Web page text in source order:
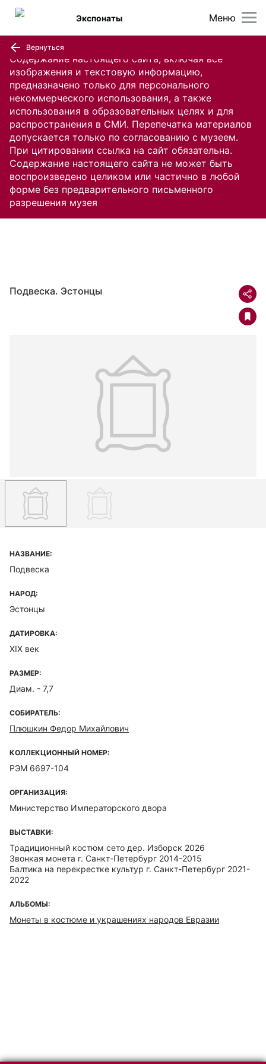
Содержание настоящего сайта, включая все
изображения и текстовую информацию,
предназначено только для персонального
некоммерческого использования, а также
использования в образовательных целях и для
распространения в СМИ. Перепечатка материалов
допускается только по согласованию с музеем.
При цитировании ссылка на сайт обязательна.
Содержание настоящего сайта не может быть
воспроизведено целиком или частично в любой
форме без предварительного письменного
разрешения музея
Меню
Экспонаты
Вернуться
Подвеска. Эстонцы
НАЗВАНИЕ:
Подвеска
НАРОД:
Эстонцы
ДАТИРОВКА:
ХIХ век
РАЗМЕР:
Диам. - 7,7
СОБИРАТЕЛЬ:
Плюшкин Федор Михайлович
КОЛЛЕКЦИОННЫЙ НОМЕР:
РЭМ 6697-104
ОРГАНИЗАЦИЯ:
Министерство Императорского двора
ВЫСТАВКИ:
Традиционный костюм сето дер. Изборск 2026
Звонкая монета г. Санкт-Петербург 2014-2015
Балтика на перекрестке культур г. Санкт-Петербург 2021-
2022
АЛЬБОМЫ:
Монеты в костюме и украшениях народов Евразии